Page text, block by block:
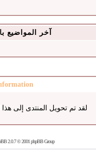
آخر المواضيع
لقد تم تحويل المنتدى إلى هذا
2.0.7 © 2001 phpBB Group